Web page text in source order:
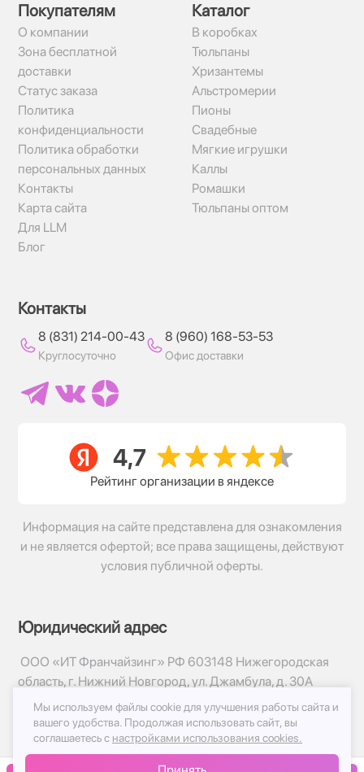
Покупателям
О компании
Зона бесплатной
доставки
Статус заказа
Политика
конфиденциальности
Политика обработки
персональных данных
Контакты
Карта сайта
Для LLM
Блог
Каталог
В коробках
Тюльпаны
Хризантемы
Альстромерии
Пионы
Свадебные
Мягкие игрушки
Каллы
Ромашки
Тюльпаны оптом
Контакты
8 (831) 214-00-43
Круглосуточно
8 (960) 168-53-53
Офис доставки
Рейтинг организации в яндексе
Информация на сайте представлена для ознакомления
и не является офертой; все права защищены, действуют
условия публичной оферты.
Юридический адрес
ООО «ИТ Франчайзинг» РФ 603148 Нижегородская
область, г. Нижний Новгород, ул. Джамбула, д. 30А
© 2017-2026г, База Цветов 24.ру
Политика конфиденциальности
Публичная оферта
Мы используем файлы cookie для улучшения работы сайта и
вашего удобства. Продолжая использовать сайт, вы
соглашаетесь с настройками использования cookies.